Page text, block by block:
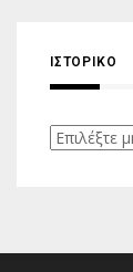
ΙΣΤΟΡΙΚΌ
Ιστορικό